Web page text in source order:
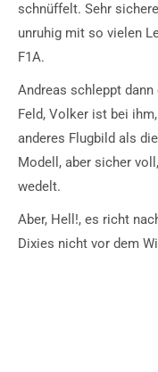
schnüffelt. Sehr
unruhig mit so vielen
F1A.
Andreas schleppt
Feld, Volker ist bei
anderes Flugbild als
Modell, aber sicher
wedelt.
Aber, Hell!, es richt
Dixies nicht vor dem